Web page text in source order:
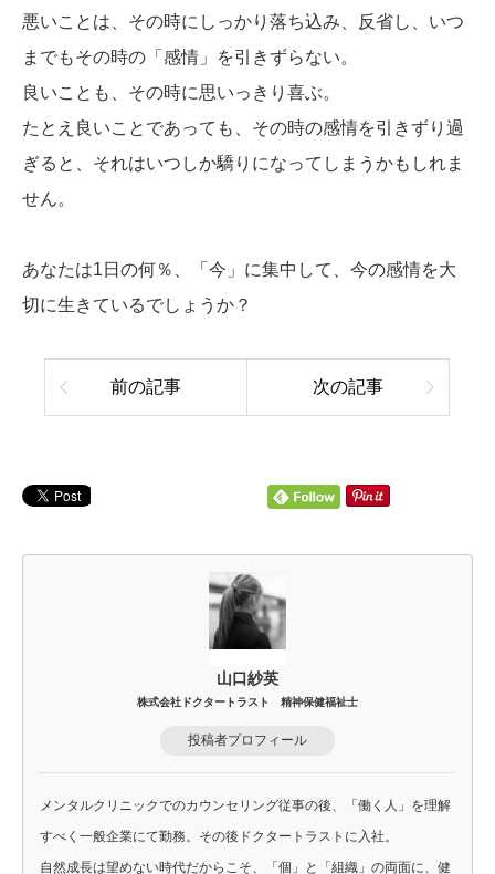
悪いことは、その時にしっかり落ち込み、反省し、いつ
までもその時の「感情」を引きずらない。
良いことも、その時に思いっきり喜ぶ。
たとえ良いことであっても、その時の感情を引きずり過
ぎると、それはいつしか驕りになってしまうかもしれま
せん。
あなたは1日の何％、「今」に集中して、今の感情を大
切に生きているでしょうか？
前の記事 次の記事
山口紗英
株式会社ドクタートラスト 精神保健福祉士
投稿者プロフィール
メンタルクリニックでのカウンセリング従事の後、「働く人」を理解
すべく一般企業にて勤務。その後ドクタートラストに入社。
自然成長は望めない時代だからこそ、「個」と「組織」の両面に、健